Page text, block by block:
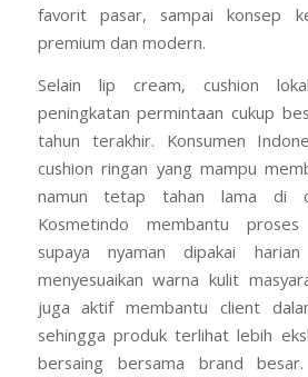
favorit pasar, sampai konsep
premium dan modern.
Selain lip cream, cushion
peningkatan permintaan cukup
tahun terakhir. Konsumen
cushion ringan yang mampu
namun tetap tahan lama di
Kosmetindo membantu
supaya nyaman dipakai
menyesuaikan warna kulit
juga aktif membantu client
sehingga produk terlihat lebih
bersaing bersama brand